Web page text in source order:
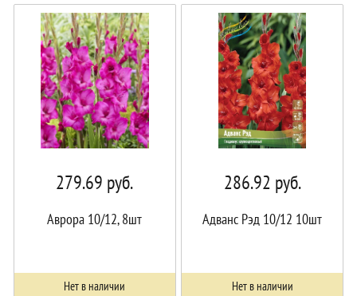
279.69 руб.
Аврора 10/12, 8шт
Нет в наличии
286.92 руб.
Адванс Рэд 10/12 10шт
Нет в наличии